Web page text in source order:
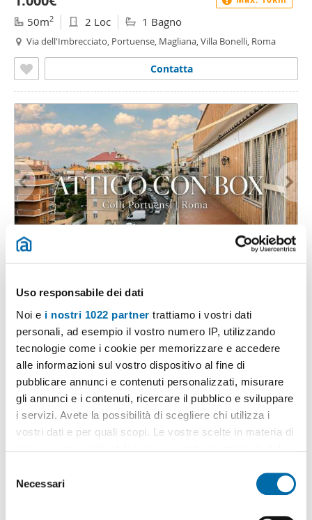
Uso responsabile dei dati
Noi e i nostri 1022 partner trattiamo i vostri dati
personali, ad esempio il vostro numero IP, utilizzando
tecnologie come i cookie per memorizzare e accedere
alle informazioni sul vostro dispositivo al fine di
pubblicare annunci e contenuti personalizzati, misurare
gli annunci e i contenuti, ricercare il pubblico e sviluppare
i servizi. Avete la possibilità di scegliere chi utilizza i
vostri dati e per quali scopi. Le vostre scelte in materia di
modificare o revocare il proprio consenso in qualsiasi
momento dalla Dichiarazione sui cookie o facendo clic
Necessari
50m2 2 Loc 1 Bagno
Via dell'Imbrecciato, Portuense, Magliana, Villa Bonelli, Roma
Contatta
1/20
130m2 4 Loc
Via Luigi Kossuth, 28, Portuense, Magliana, Villa Bonelli, Roma